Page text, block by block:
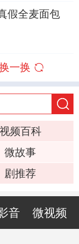
假全麦面包
一换
视频百科
微故事
剧推荐
音 微视频